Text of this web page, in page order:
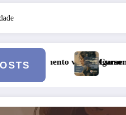
Junguiana Clínica –